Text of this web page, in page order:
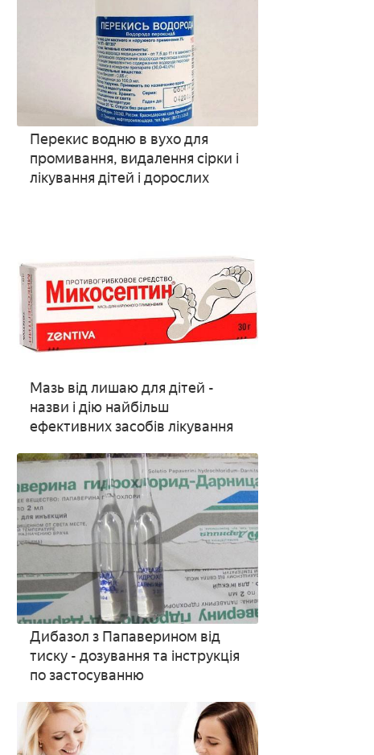
Перекис водню в вухо для
промивання, видалення сірки і
лікування дітей і дорослих
Мазь від лишаю для дітей -
назви і дію найбільш
ефективних засобів лікування
Дибазол з Папаверином від
тиску - дозування та інструкція
по застосуванню